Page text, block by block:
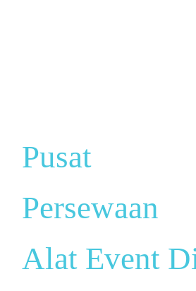
Pusat
Persewaan
Alat Event